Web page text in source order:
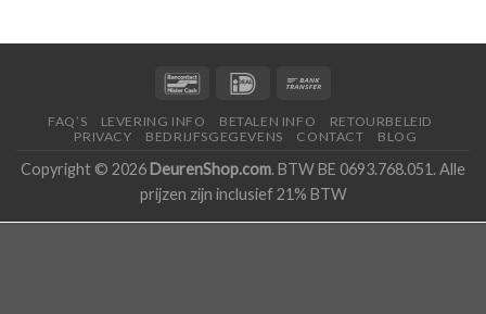
FAQ’S LEVERING INFO BETALEN INFO
RETOURBELEID
PRIVACY
BEDRIJFSGEGEVENS CONTACT BLOG
Copyright © 2026 DeurenShop.com. BTW BE 0693.768.051. Alle
prijzen zijn inclusief 21% BTW